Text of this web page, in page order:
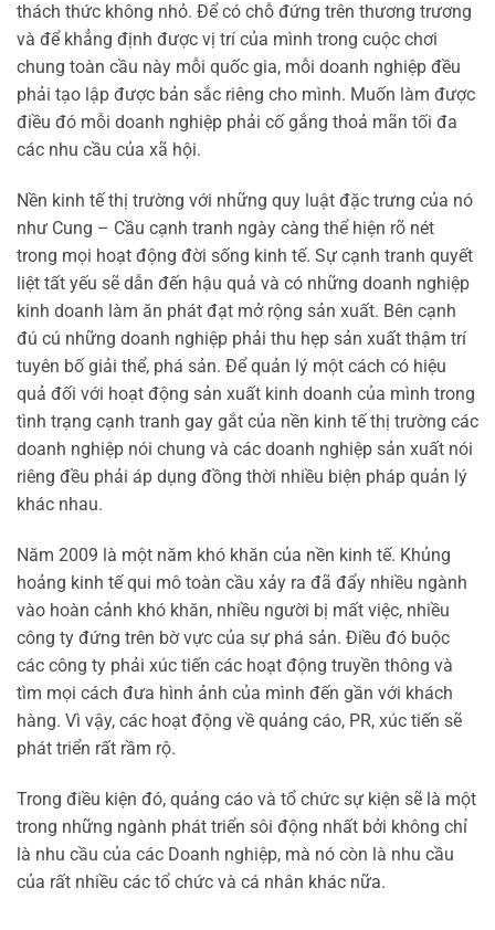
thách thức không nhỏ. Để có chỗ đứng trên thương trương
và để khẳng định được vị trí của mình trong cuộc chơi
chung toàn cầu này mỗi quốc gia, mỗi doanh nghiệp đều
phải tạo lập được bản sắc riêng cho mình. Muốn làm được
điều đó mỗi doanh nghiệp phải cố gắng thoả mãn tối đa
các nhu cầu của xã hội.
Nền kinh tế thị trường với những quy luật đặc trưng của nó
như Cung – Cầu cạnh tranh ngày càng thể hiện rõ nét
trong mọi hoạt động đời sống kinh tế. Sự cạnh tranh quyết
liệt tất yếu sẽ dẫn đến hậu quả và có những doanh nghiệp
kinh doanh làm ăn phát đạt mở rộng sản xuất. Bên cạnh
đú cú những doanh nghiệp phải thu hẹp sản xuất thậm trí
tuyên bố giải thể, phá sản. Để quản lý một cách có hiệu
quả đối với hoạt động sản xuất kinh doanh của mình trong
tình trạng cạnh tranh gay gắt của nền kinh tế thị trường các
doanh nghiệp nói chung và các doanh nghiệp sản xuất nói
riêng đều phải áp dụng đồng thời nhiều biện pháp quản lý
khác nhau.
Năm 2009 là một năm khó khăn của nền kinh tế. Khủng
hoảng kinh tế qui mô toàn cầu xảy ra đã đẩy nhiều ngành
vào hoàn cảnh khó khăn, nhiều người bị mất việc, nhiều
công ty đứng trên bờ vực của sự phá sản. Điều đó buộc
các công ty phải xúc tiến các hoạt động truyền thông và
tìm mọi cách đưa hình ảnh của mình đến gần với khách
hàng. Vì vậy, các hoạt động về quảng cáo, PR, xúc tiến sẽ
phát triển rất rầm rộ.
Trong điều kiện đó, quảng cáo và tổ chức sự kiện sẽ là một
trong những ngành phát triển sôi động nhất bởi không chỉ
là nhu cầu của các Doanh nghiệp, mà nó còn là nhu cầu
của rất nhiều các tổ chức và cá nhân khác nữa.